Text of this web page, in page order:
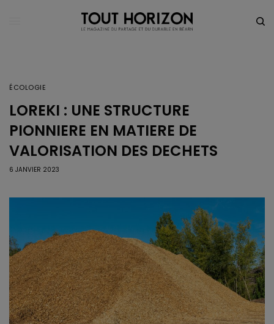
ÉCOLOGIE
LOREKI : UNE STRUCTURE
PIONNIERE EN MATIERE DE
VALORISATION DES DECHETS
6 JANVIER 2023